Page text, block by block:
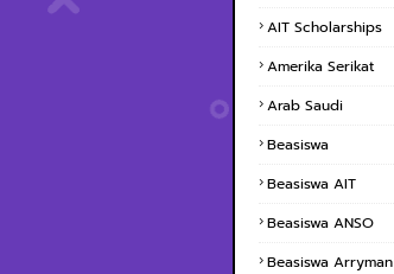
AIT Scholarships
Amerika Serikat
Arab Saudi
Beasiswa
Beasiswa AIT
Beasiswa ANSO
Beasiswa Arryman